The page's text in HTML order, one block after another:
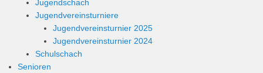
Jugendschach
Jugendvereinsturniere
Jugendvereinsturnier 2025
Jugendvereinsturnier 2024
Schulschach
Senioren